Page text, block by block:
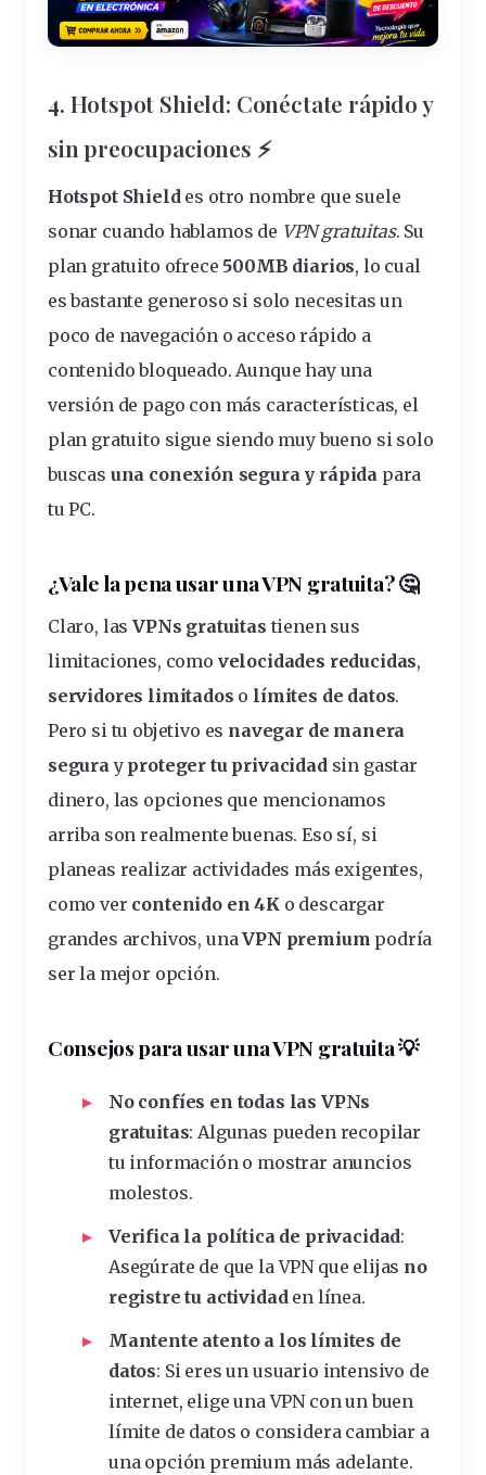
4. Hotspot Shield: Conéctate rápido y
sin preocupaciones ⚡
Hotspot Shield es otro nombre que suele
sonar cuando hablamos de VPN gratuitas. Su
plan gratuito ofrece 500MB diarios, lo cual
es bastante generoso si solo necesitas un
poco de navegación o acceso rápido a
contenido bloqueado. Aunque hay una
versión de pago con más características, el
plan gratuito sigue siendo muy bueno si solo
buscas una conexión segura y rápida para
tu PC.
¿Vale la pena usar una VPN gratuita?🤔
Claro, lasVPNs gratuitas tienen sus
limitaciones, como velocidades reducidas,
servidores limitados o límites de datos.
Pero si tu objetivo es navegar de manera
segura y proteger tu privacidad sin gastar
dinero, las opciones que mencionamos
arriba son realmente buenas. Eso sí, si
planeas realizar actividades más exigentes,
como ver contenido en 4K o descargar
grandes archivos, unaVPN premium podría
ser la mejor opción.
Consejos para usar una VPN gratuita💡
No confíes en todas las VPNs
gratuitas: Algunas pueden recopilar
tu información o mostrar anuncios
molestos.
Verifica la política de privacidad:
Asegúrate de que la VPN que elijas no
registre tu actividad en línea.
Mantente atento a los límites de
datos: Si eres un usuario intensivo de
internet, elige una VPN con un buen
límite de datos o considera cambiar a
una opción premium más adelante.